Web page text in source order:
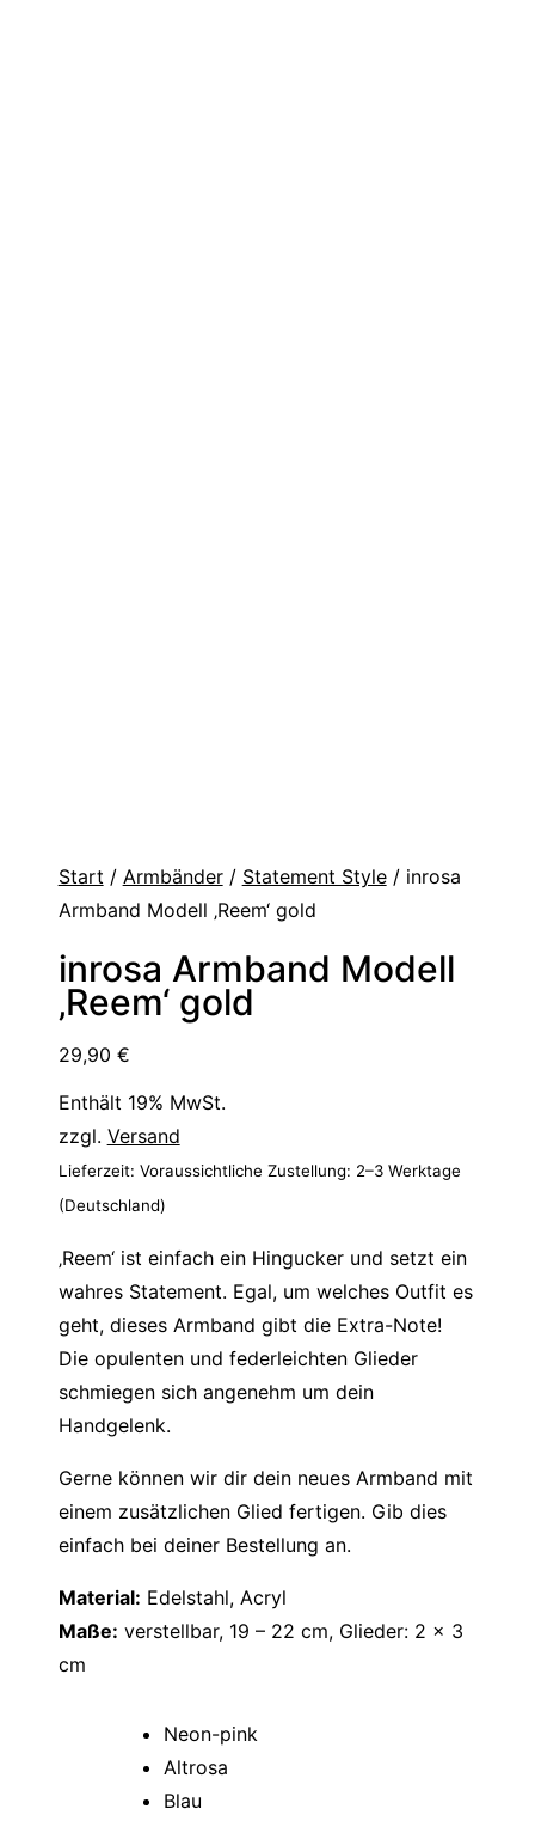
Start / Armbänder/ Statement Style/ inrosa
Armband Modell ‚Reem‘ gold
inrosa Armband Modell
‚Reem‘ gold
29,90 €
Enthält 19% MwSt.
zzgl. Versand
Lieferzeit: Voraussichtliche Zustellung: 2–3 Werktage
(Deutschland)
‚Reem‘ ist einfach ein Hingucker und setzt ein
wahres Statement. Egal, um welches Outfit es
geht, dieses Armband gibt die Extra-Note!
Die opulenten und federleichten Glieder
schmiegen sich angenehm um dein
Handgelenk.
Gerne können wir dir dein neues Armband mit
einem zusätzlichen Glied fertigen. Gib dies
einfach bei deiner Bestellung an.
Material: Edelstahl, Acryl
Maße: verstellbar, 19 – 22 cm, Glieder: 2 x 3
cm